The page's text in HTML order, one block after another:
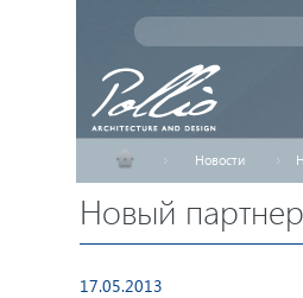
Главная
Проекты домов
Индивидуальное
Новости
Новый партнер
17.05.2013